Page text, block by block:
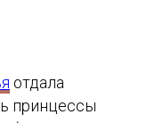
отдала
принцессы